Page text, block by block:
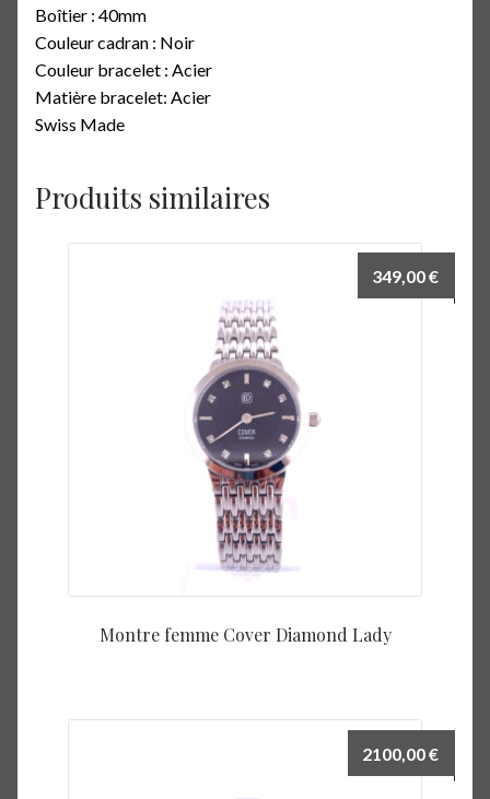
Boîtier : 40mm
Couleur cadran : Noir
Couleur bracelet : Acier
Matière bracelet: Acier
Swiss Made
Produits similaires
Montre femme Cover Diamond Lady
349,00€
2100,00€